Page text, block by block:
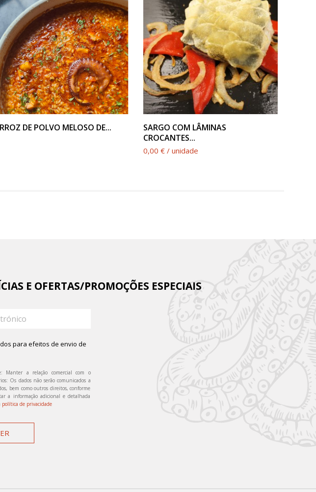
VER PRODUTO
DE POLVO MELOSO DE... VER PRODUTO
SARGO COM LÂMINAS
CROCANTES...
0,00 € / unidade
E OFERTAS/PROMOÇÕES ESPECIAIS
para efeitos de envio de
Manter a relação comercial com o
Os dados não serão comunicados a
bem como outros direitos, conforme
a informação adicional e detalhada
política de privacidade